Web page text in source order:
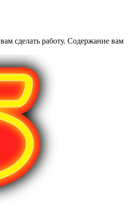
сделать работу. Содержание вам